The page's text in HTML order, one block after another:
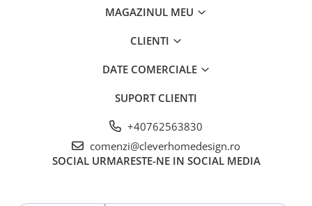
MAGAZINUL MEU
CLIENTI
DATE COMERCIALE
SUPORT CLIENTI
+40762563830
comenzi@cleverhomedesign.ro
SOCIAL URMARESTE-NE IN SOCIAL MEDIA